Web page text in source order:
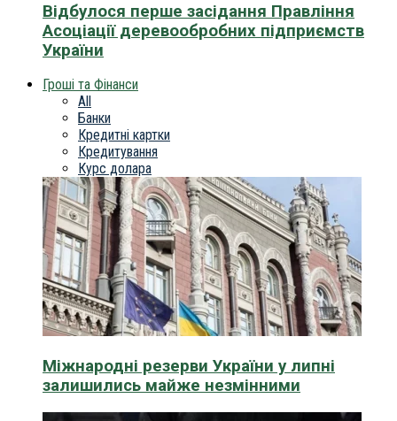
Відбулося перше засідання Правління
Асоціації деревообробних підприємств
України
Гроші та Фінанси
All
Банки
Кредитні картки
Кредитування
Курс долара
Міжнародні резерви України у липні
залишились майже незмінними